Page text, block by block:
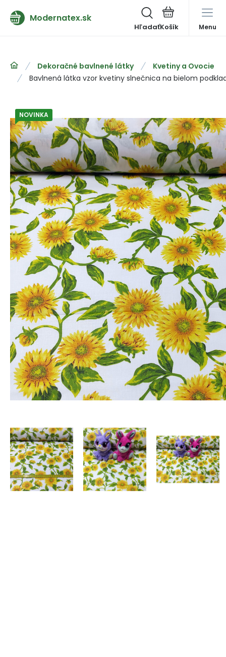
Modernatex.sk
Hľadať Menu
Dekoračné bavlnené látky
Kvetiny a Ovocie
Bavlnená látka vzor kvetiny slnečnica na bielom
NOVINKA